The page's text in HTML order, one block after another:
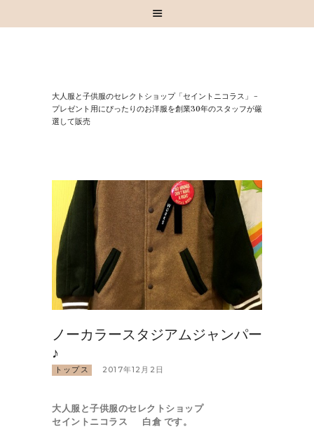
⼤⼈服と⼦供服のセレクトショップ「セイントニコラス」 –
プレゼント⽤にぴったりのお洋服を創業30年のスタッフが厳
選して販売
お知らせ
お買い物
取扱いブランド
お問い合わせ
ノーカラースタジアムジャンパー
♪
トップス 2017年12月2日
大人服と子供服のセレクトショップ
セイントニコラス 白倉 です。